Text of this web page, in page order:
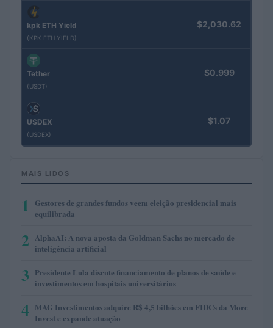
kpk ETH Yield
(KPK ETH YIELD)
$2,030.62
Tether
(USDT)
$0.999
USDEX
(USDEX)
$1.07
MAIS LIDOS
1
Gestores de grandes fundos veem eleição presidencial mais
equilibrada
2 AlphaAI: A nova aposta da Goldman Sachs no mercado de
inteligência artificial
3 Presidente Lula discute financiamento de planos de saúde e
investimentos em hospitais universitários
4 MAG Investimentos adquire R$ 4,5 bilhões em FIDCs da More
Invest e expande atuação